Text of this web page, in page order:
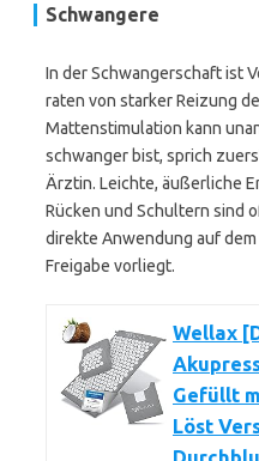
Schwangere
In der Schwangerschaft ist
raten von starker Reizung
Mattenstimulation kann
schwanger bist, sprich
Ärztin. Leichte, äußerliche
Rücken und Schultern sind
direkte Anwendung auf
Freigabe vorliegt.
Wellax
Gefüllt
Löst